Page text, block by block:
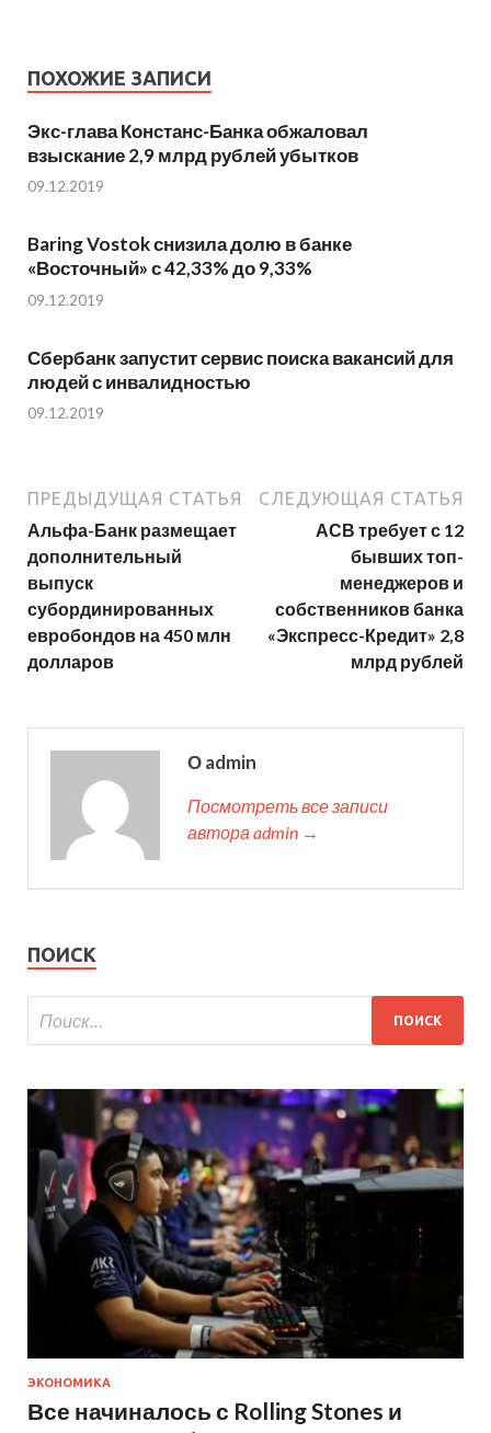
ПОХОЖИЕ ЗАПИСИ
Экс-глава Констанс-Банка обжаловал
взыскание 2,9 млрд рублей убытков
09.12.2019
Baring Vostok снизила долю в банке
«Восточный» с 42,33% до 9,33%
09.12.2019
Сбербанк запустит сервис поиска вакансий для
людей с инвалидностью
09.12.2019
ПРЕДЫДУЩАЯ СТАТЬЯ
Альфа-Банк размещает
дополнительный
выпуск
субординированных
евробондов на 450 млн
долларов
СЛЕДУЮЩАЯ СТАТЬЯ
АСВ требует с 12
бывших топ-
менеджеров и
собственников банка
«Экспресс-Кредит» 2,8
млрд рублей
О admin
Посмотреть все записи
автора admin →
ПОИСК
ЭКОНОМИКА
Все начиналось с Rolling Stones и